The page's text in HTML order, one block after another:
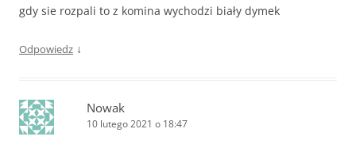
gdy sie rozpali to z komina wychodzi biały dymek
Odpowiedz ↓
Nowak
10 lutego 2021 o 18:47